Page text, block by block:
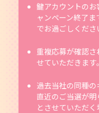
鍵アカウントの
ャンペーン終了
でお過ごしくださ
重複応募が確認
せていただきます。
過去当社の同種の
直近のご当選が
とさせていただく